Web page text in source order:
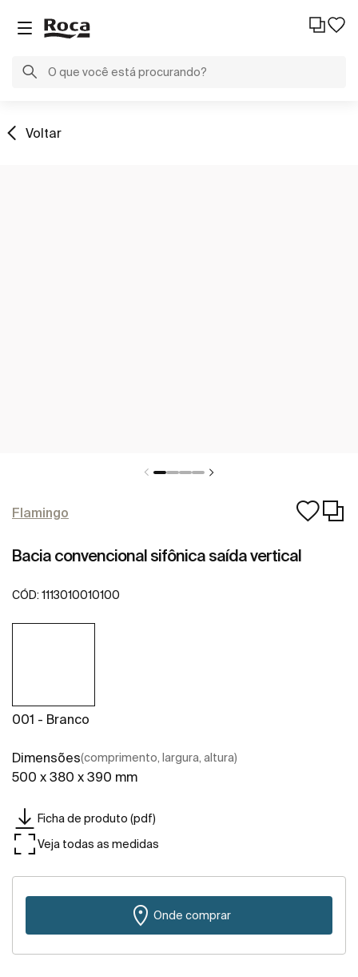
Voltar
Flamingo
Bacia convencional sifônica saída vertical
CÓD: 1113010010100
001 - Branco
Dimensões(comprimento, largura, altura)
500 x 380 x 390 mm
Ficha de produto (pdf)
Veja todas as medidas
Onde comprar